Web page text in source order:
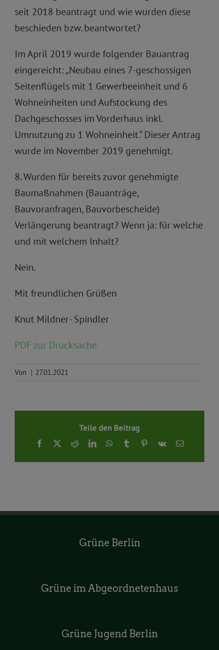
seit 2018 beantragt und wie wurden diese
beschieden bzw. beantwortet?
Im April 2019 wurde folgender Bauantrag
eingereicht: „Neubau eines 7-geschossigen
Seitenflügels mit 1 Gewerbeeinheit und 6
Wohneinheiten und Aufstockung des
Dachgeschosses im Vorderhaus inkl.
Umnutzung zu 1 Wohneinheit.“ Dieser Antrag
wurde im November 2019 genehmigt.
8. Wurden für bereits zuvor genehmigte
Baumaßnahmen (Bauanträge,
Bauvoranfragen, Bauvorbescheide)
Verlängerung beantragt? Wenn ja: für welche
und mit welchem Inhalt?
Nein.
Mit freundlichen Grüßen
Knut Mildner- Spindler
PDF zur Drucksache
Von | 27.01.2021
Teile den Beitrag
Facebook
X RedditLinkedInWhatsApp
TumblrPinterest
Vk
E-
Grüne Berlin
Grüne im Abgeordnetenhaus
Grüne Jugend Berlin